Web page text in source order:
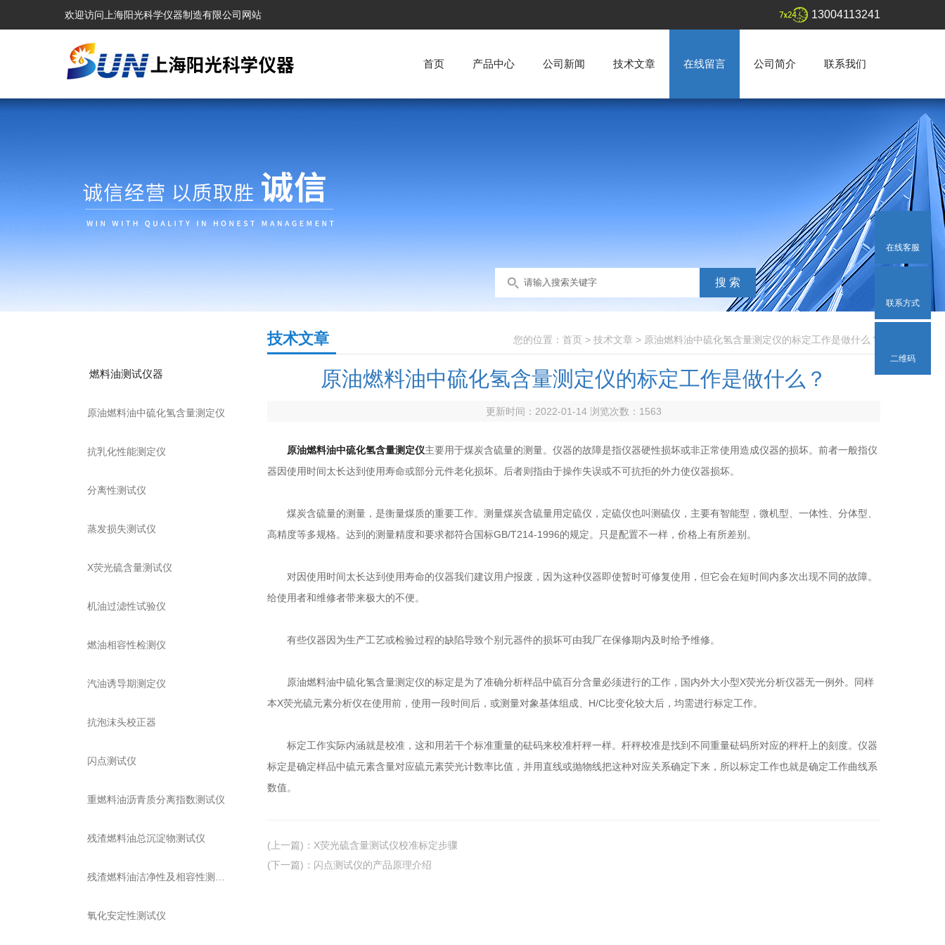
欢迎访问上海阳光科学仪器制造有限公司网站 13004113241
首页 产品中心 公司新闻 技术文章 在线留言 公司简介 联系我们
燃料油测试仪器
原油燃料油中硫化氢含量测定仪
抗乳化性能测定仪
分离性测试仪
蒸发损失测试仪
X荧光硫含量测试仪
机油过滤性试验仪
燃油相容性检测仪
汽油诱导期测定仪
抗泡沫头校正器
闪点测试仪
重燃料油沥青质分离指数测试仪
残渣燃料油总沉淀物测试仪
氧化安定性测试仪
您的位置： 首页 > 技术文章 > 原油燃料油中硫化氢含量测定仪的标定工作是做什么？
技术文章
原油燃料油中硫化氢含量测定仪的标定工作是做什么？
更新时间：2022-01-14 浏览次数： 1563
原油燃料油中硫化氢含量测定仪主要用于煤炭含硫量的测量。仪器的故障是指仪器硬性损坏或非正常使用造成仪器的损坏。前者一般指仪
器因使用时间太长达到使用寿命或部分元件老化损坏。后者则指由于操作失误或不可抗拒的外力使仪器损坏。
煤炭含硫量的测量，是衡量煤质的重要工作。测量煤炭含硫量用定硫仪，定硫仪也叫测硫仪，主要有智能型，微机型、一体性、分体型、
高精度等多规格。达到的测量精度和要求都符合国标GB/T214-1996的规定。只是配置不一样，价格上有所差别。
对因使用时间太长达到使用寿命的仪器我们建议用户报废，因为这种仪器即使暂时可修复使用，但它会在短时间内多次出现不同的故障。
给使用者和维修者带来极大的不便。
有些仪器因为生产工艺或检验过程的缺陷导致个别元器件的损坏可由我厂在保修期内及时给予维修。
原油燃料油中硫化氢含量测定仪的标定是为了准确分析样品中硫百分含量必须进行的工作，国内外大小型X荧光分析仪器无一例外。同样
本X荧光硫元素分析仪在使用前，使用一段时间后，或测量对象基体组成、H/C比变化较大后，均需进行标定工作。
标定工作实际内涵就是校准，这和用若干个标准重量的砝码来校准杆秤一样。杆秤校准是找到不同重量砝码所对应的秤杆上的刻度。仪器
标定是确定样品中硫元素含量对应硫元素荧光计数率比值，并用直线或抛物线把这种对应关系确定下来，所以标定工作也就是确定工作曲线系
数值。
(上一篇) ： X荧光硫含量测试仪校准标定步骤
(下一篇) ： 闪点测试仪的产品原理介绍
在线客服
联系方式
二维码